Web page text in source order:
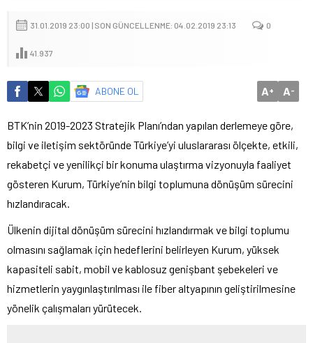
31.01.2019 23:00 | SON GÜNCELLENME: 04.02.2019 23:13 0
41.937
ABONE OL A+ A-
BTK’nin 2019-2023 Stratejik Planı’ndan yapılan derlemeye göre,
bilgi ve iletişim sektöründe Türkiye’yi uluslararası ölçekte, etkili,
rekabetçi ve yenilikçi bir konuma ulaştırma vizyonuyla faaliyet
gösteren Kurum, Türkiye’nin bilgi toplumuna dönüşüm sürecini
hızlandıracak.
Ülkenin dijital dönüşüm sürecini hızlandırmak ve bilgi toplumu
olmasını sağlamak için hedeflerini belirleyen Kurum, yüksek
kapasiteli sabit, mobil ve kablosuz genişbant şebekeleri ve
hizmetlerin yaygınlaştırılması ile fiber altyapının geliştirilmesine
yönelik çalışmaları yürütecek.